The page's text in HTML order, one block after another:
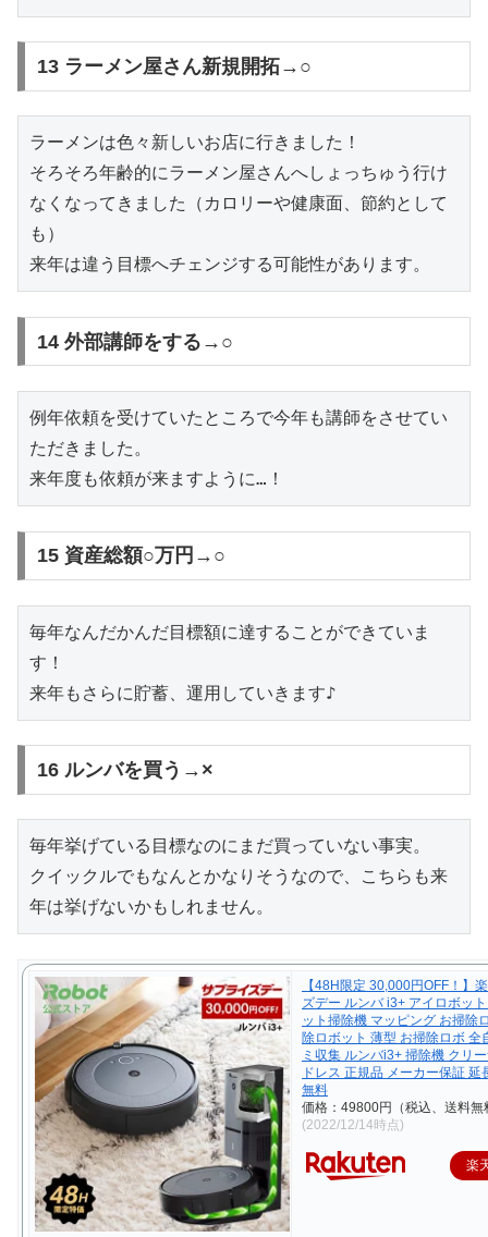
13 ラーメン屋さん新規開拓→○
ラーメンは色々新しいお店に行きました！
そろそろ年齢的にラーメン屋さんへしょっちゅう行け
なくなってきました（カロリーや健康面、節約として
も）
来年は違う目標へチェンジする可能性があります。
14 外部講師をする→○
例年依頼を受けていたところで今年も講師をさせてい
ただきました。
来年度も依頼が来ますように…！
15 資産総額○万円→○
毎年なんだかんだ目標額に達することができていま
す！
来年もさらに貯蓄、運用していきます♪
16 ルンバを買う→×
毎年挙げている目標なのにまだ買っていない事実。
クイックルでもなんとかなりそうなので、こちらも来
年は挙げないかもしれません。
【48H限定 30,000円OFF！】
ズデー ルンバ i3+ アイロボッ
ット掃除機 マッピング お掃除
除ロボット 薄型 お掃除ロボ 全
ミ収集 ルンバi3+ 掃除機 クリ
ドレス 正規品 メーカー保証 延
無料
価格：49800円（税込、送料無
(2022/12/14時点)
楽